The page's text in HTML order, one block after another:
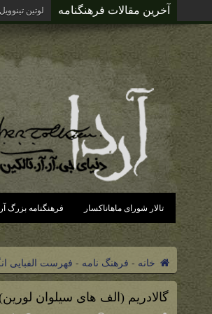
آخرین مقالات فرهنگنامه لوتین
تالار شورای ماهاناکسار فرهنگنامه بزرگ
خانه - فرهنگ نامه - فهرست الفبایی
گالادریم (الف های سیلوان